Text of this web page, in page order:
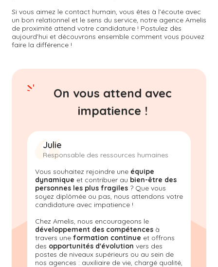
Si vous aimez le contact humain, vous êtes à l’écoute avec
un bon relationnel et le sens du service, notre agence Amelis
de proximité attend votre candidature ! Postulez dès
aujourd’hui et découvrons ensemble comment vous pouvez
faire la différence !
On vous attend avec
impatience !
Julie
Responsable des ressources humaines
Vous souhaitez rejoindre une équipe
dynamique et contribuer au bien-être des
personnes les plus fragiles ? Que vous
soyez diplômée ou pas, nous attendons votre
candidature avec impatience !
Chez Amelis, nous encourageons le
développement des compétences à
travers une formation continue et offrons
des opportunités d'évolution vers des
postes de niveaux supérieurs ou au sein de
nos agences : auxiliaire de vie, chargé qualité,